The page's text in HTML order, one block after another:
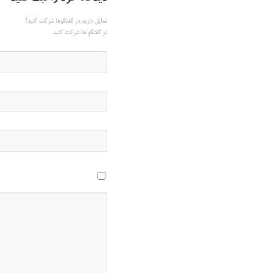
تمایل دارید در گفتگوها شرکت کنید؟
در گفتگو ها شرکت کنید.